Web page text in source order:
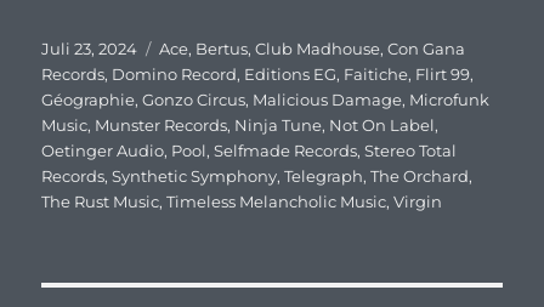
Veröffentlicht
am
Juli 23, 2024 Schlagwörter
Ace, Bertus,Club Madhouse,Con Gana
Records, Domino Record, Editions EG, Faitiche, Flirt 99,
Géographie,Gonzo Circus, Malicious Damage, Microfunk
Music, Munster Records, Ninja Tune, Not On Label,
Oetinger Audio, Pool,Selfmade Records,Stereo Total
Records,Synthetic Symphony,Telegraph,The Orchard,
The Rust Music,Timeless Melancholic Music,Virgin